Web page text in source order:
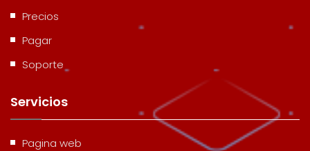
Precios
Pagar
Soporte
Servicios
Pagina web